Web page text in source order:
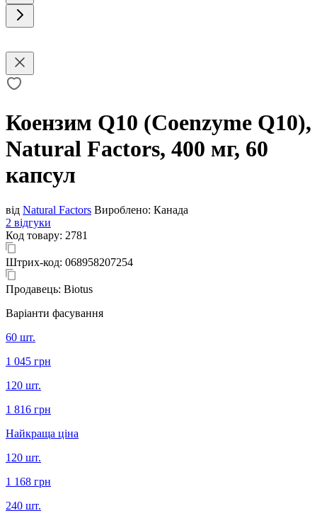
Коензим Q10 (Coenzyme Q10),
Natural Factors, 400 мг, 60
капсул
від Natural Factors Вироблено: Канада
2 відгуки
Код товару: 2781
Штрих-код: 068958207254
Продавець: Biotus
Варіанти фасування
60 шт.
1 045 грн
120 шт.
1 816 грн
Найкраща ціна
120 шт.
1 168 грн
240 шт.